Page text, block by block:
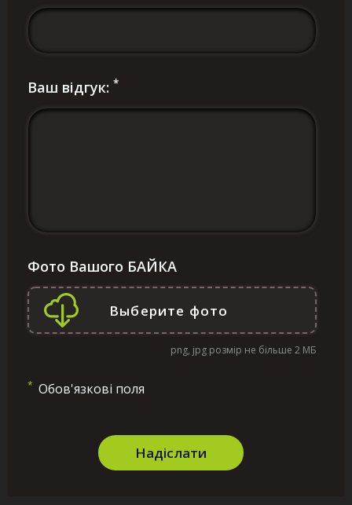
Ваш відгук: *
Фото Вашого БАЙКА
png, jpg розмір не більше 2 МБ
* Обов'язкові поля
Надіслати